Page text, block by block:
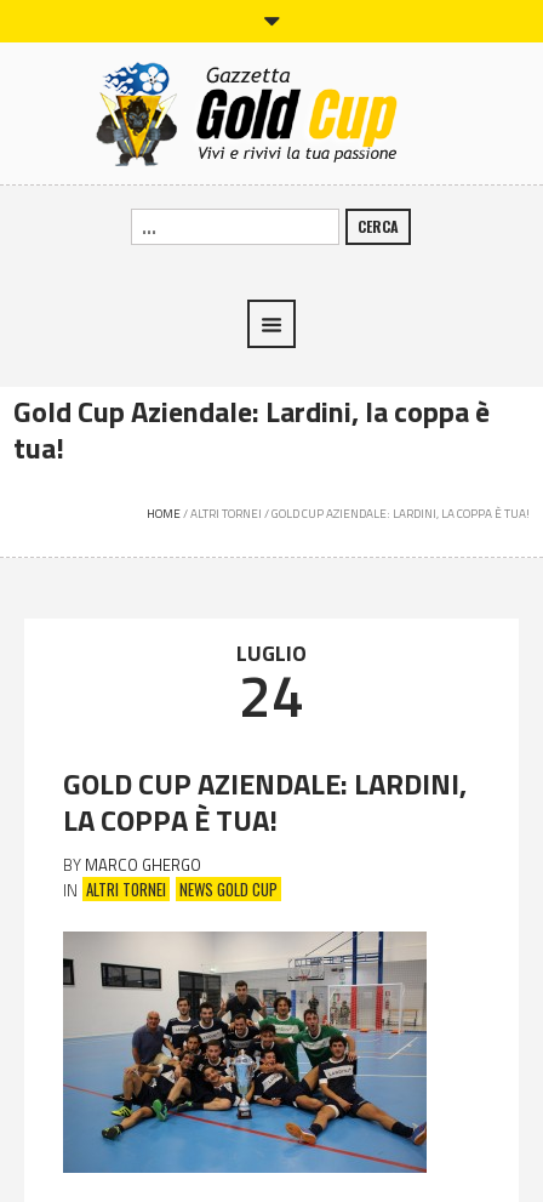
CERCA
Gold Cup Aziendale: Lardini, la coppa è
tua!
HOME/ALTRI TORNEI /GOLD CUP AZIENDALE: LARDINI, LA COPPA È TUA!
LUGLIO
24
GOLD CUP AZIENDALE: LARDINI,
LA COPPA È TUA!
BY MARCO GHERGO
IN ALTRI TORNEI NEWS GOLD CUP